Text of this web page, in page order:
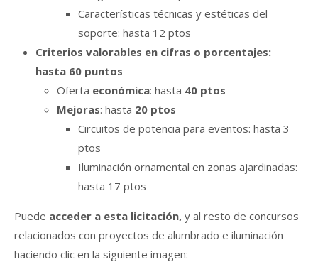
Características técnicas y estéticas del
soporte: hasta 12 ptos
Criterios valorables en cifras o porcentajes:
hasta 60 puntos
Oferta económica: hasta 40 ptos
Mejoras: hasta 20 ptos
Circuitos de potencia para eventos: hasta 3
ptos
Iluminación ornamental en zonas ajardinadas:
hasta 17 ptos
Puede acceder a esta licitación, y al resto de concursos
relacionados con proyectos de alumbrado e iluminación
haciendo clic en la siguiente imagen: